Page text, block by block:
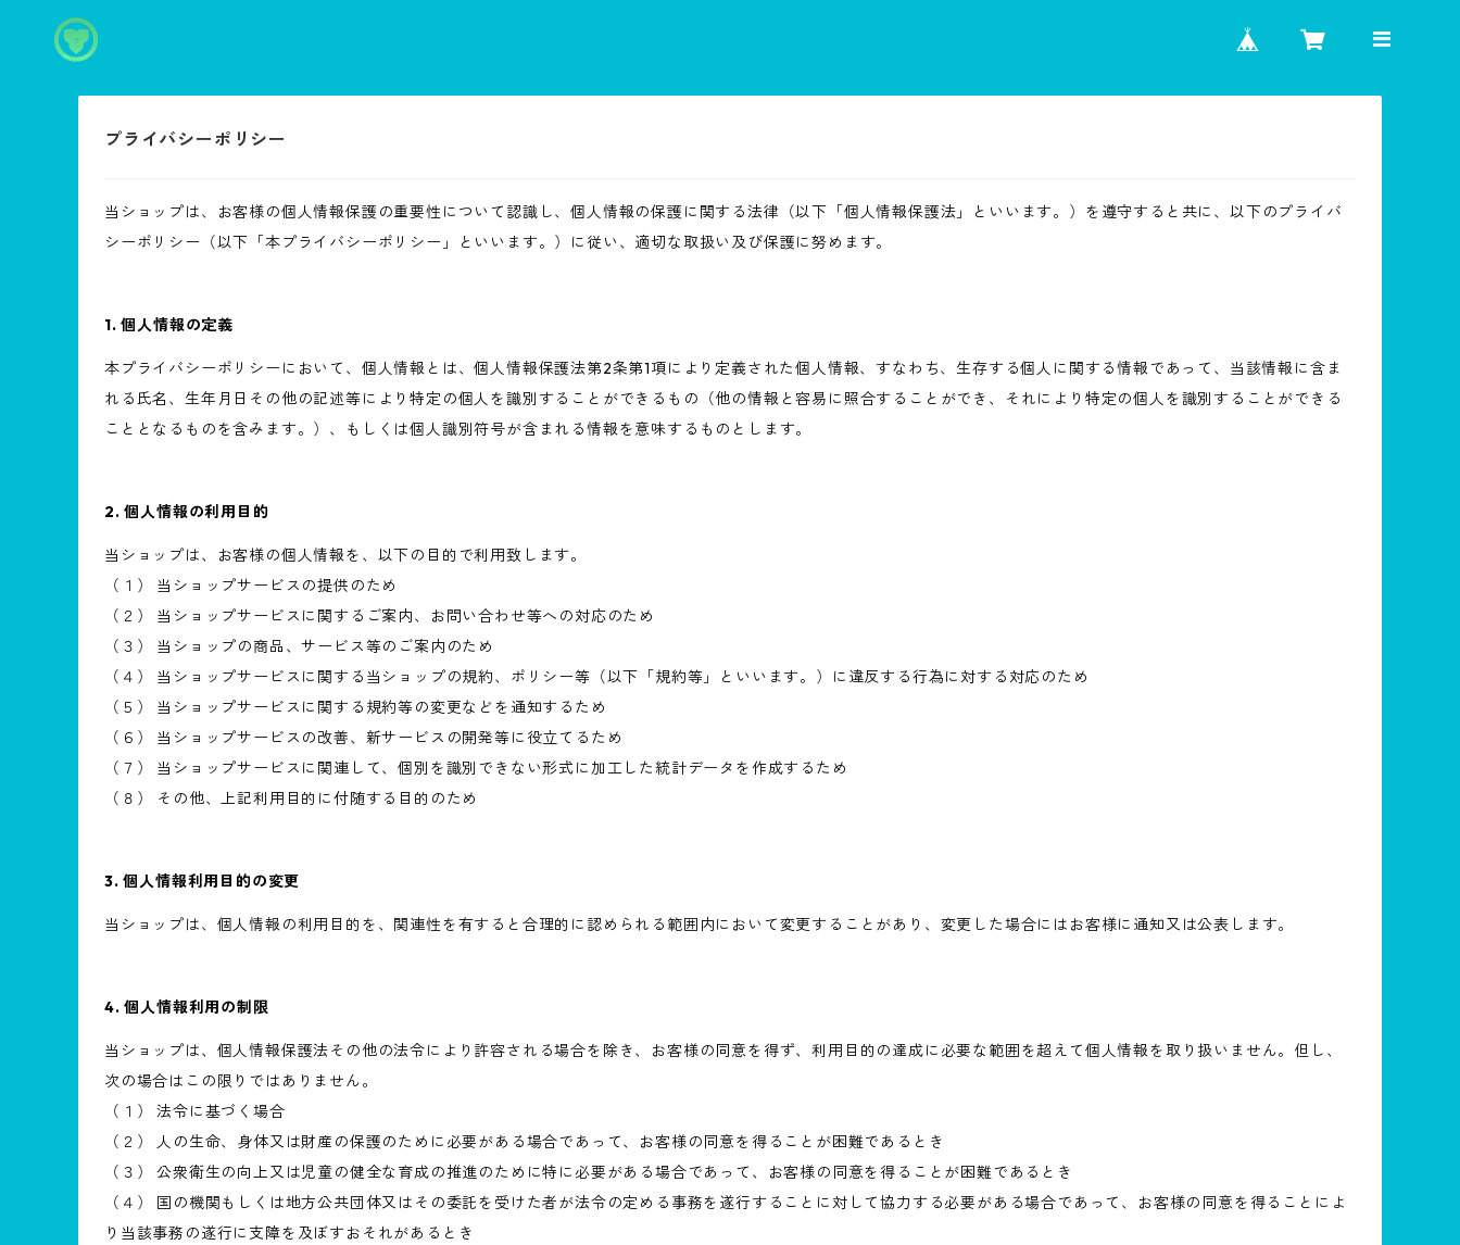
プライバシーポリシー
当ショップは、お客様の個人情報保護の重要性について認識し、個人情報の保護に関する法律（以下「個人情報保護法」といいます。）を遵守すると共に、以下のプライバ
シーポリシー（以下「本プライバシーポリシー」といいます。）に従い、適切な取扱い及び保護に努めます。
1. 個人情報の定義
本プライバシーポリシーにおいて、個人情報とは、個人情報保護法第2条第1項により定義された個人情報、すなわち、生存する個人に関する情報であって、当該情報に含ま
れる氏名、生年月日その他の記述等により特定の個人を識別することができるもの（他の情報と容易に照合することができ、それにより特定の個人を識別することができる
こととなるものを含みます。）、もしくは個人識別符号が含まれる情報を意味するものとします。
2. 個人情報の利用目的
当ショップは、お客様の個人情報を、以下の目的で利用致します。
（１） 当ショップサービスの提供のため
（２） 当ショップサービスに関するご案内、お問い合わせ等への対応のため
（３） 当ショップの商品、サービス等のご案内のため
（４） 当ショップサービスに関する当ショップの規約、ポリシー等（以下「規約等」といいます。）に違反する行為に対する対応のため
（５） 当ショップサービスに関する規約等の変更などを通知するため
（６） 当ショップサービスの改善、新サービスの開発等に役立てるため
（７） 当ショップサービスに関連して、個別を識別できない形式に加工した統計データを作成するため
（８） その他、上記利用目的に付随する目的のため
3. 個人情報利用目的の変更
当ショップは、個人情報の利用目的を、関連性を有すると合理的に認められる範囲内において変更することがあり、変更した場合にはお客様に通知又は公表します。
4. 個人情報利用の制限
当ショップは、個人情報保護法その他の法令により許容される場合を除き、お客様の同意を得ず、利用目的の達成に必要な範囲を超えて個人情報を取り扱いません。但し、
次の場合はこの限りではありません。
（１） 法令に基づく場合
（２） 人の生命、身体又は財産の保護のために必要がある場合であって、お客様の同意を得ることが困難であるとき
（３） 公衆衛生の向上又は児童の健全な育成の推進のために特に必要がある場合であって、お客様の同意を得ることが困難であるとき
（４） 国の機関もしくは地方公共団体又はその委託を受けた者が法令の定める事務を遂行することに対して協力する必要がある場合であって、お客様の同意を得ることによ
り当該事務の遂行に支障を及ぼすおそれがあるとき